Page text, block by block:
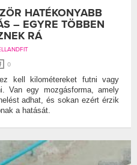
HATÉKONYABB
– EGYRE TÖBBEN
RÁ
0
kell kilométereket futni vagy
Van egy mozgásforma, amely
adhat, és sokan ezért érzik
a hatását.